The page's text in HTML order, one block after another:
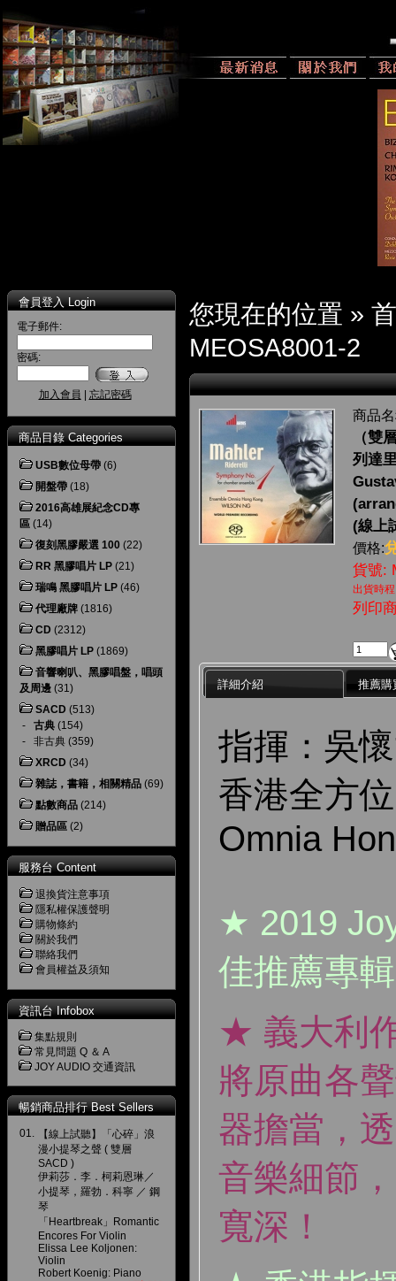
會員登入 Login
電子郵件:
密碼:
加入會員 忘記密碼
商品目錄 Categories
USB數位母帶 (6)
開盤帶 (18)
2016高雄展紀念CD專
區 (14)
復刻黑膠嚴選 100 (22)
RR 黑膠唱片 LP (21)
瑞鳴 黑膠唱片 LP (46)
代理廠牌 (1816)
CD (2312)
黑膠唱片 LP (1869)
音響喇叭、黑膠唱盤，唱頭
及周邊 (31)
SACD (513)
- 古典 (154)
- 非古典 (359)
XRCD (34)
雜誌，書籍，相關精品 (69)
點數商品 (214)
贈品區 (2)
服務台 Content
退換貨注意事項
隱私權保護聲明
購物條約
關於我們
聯絡我們
會員權益及須知
資訊台 Infobox
集點規則
常見問題 Q ＆ A
JOY AUDIO 交通資訊
暢銷商品排行 Best Sellers
01.
【線上試聽】「心碎」浪
漫小提琴之聲 ( 雙層
SACD )
伊莉莎．李．柯莉恩琳／
小提琴，羅勃．科寧 ／ 鋼
琴
「Heartbreak」Romantic
Encores For Violin
Elissa Lee Koljonen:
Violin
Robert Koenig: Piano
您現在的位置 »
MEOSA8001-2
商品
（雙
列達
(線上
價格:
貨號:
出貨時
列印
詳細介紹 推薦購
指揮：吳
香港全方
Omnia
★ 2019
佳推薦專
★ 義大利
將原曲各
器擔當，
音樂細節
寬深！